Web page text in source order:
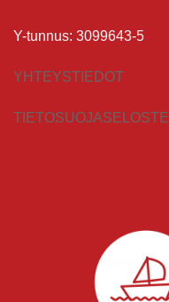
Y-tunnus: 3099643-5
YHTEYSTIEDOT
TIETOSUOJASELOSTE